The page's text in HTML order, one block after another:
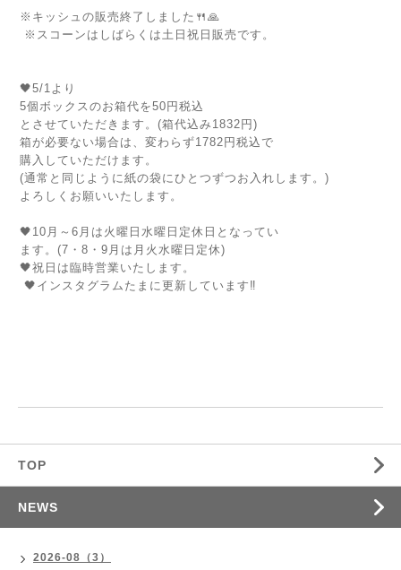
※キッシュの販売終了しました🍴🙏
※スコーンはしばらくは土日祝日販売です。
🖤5/1より
5個ボックスのお箱代を50円税込
とさせていただきます。(箱代込み1832円)
箱が必要ない場合は、変わらず1782円税込で
購入していただけます。
(通常と同じように紙の袋にひとつずつお入れします。)
よろしくお願いいたします。
🖤10月～6月は火曜日水曜日定休日となってい
ます。(7・8・9月は月火水曜日定休)
🖤祝日は臨時営業いたします。
🖤インスタグラムたまに更新しています‼️
TOP
NEWS
2026-08（3）